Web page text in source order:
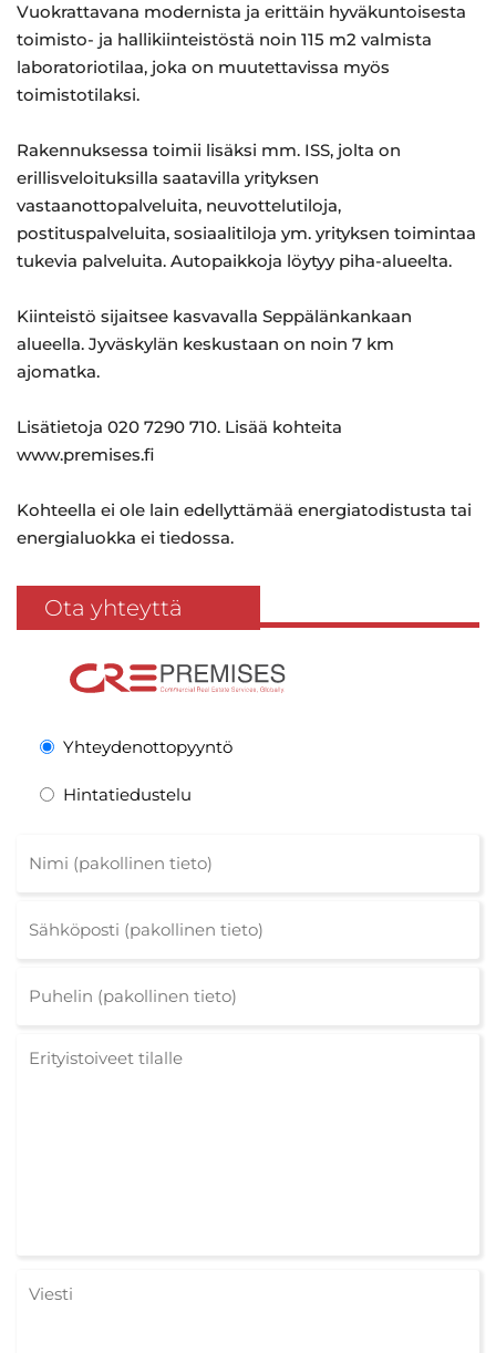
Vuokrattavana modernista ja erittäin hyväkuntoisesta
toimisto- ja hallikiinteistöstä noin 115 m2 valmista
laboratoriotilaa, joka on muutettavissa myös
toimistotilaksi.
Rakennuksessa toimii lisäksi mm. ISS, jolta on
erillisveloituksilla saatavilla yrityksen
vastaanottopalveluita, neuvottelutiloja,
postituspalveluita, sosiaalitiloja ym. yrityksen toimintaa
tukevia palveluita. Autopaikkoja löytyy piha-alueelta.
Kiinteistö sijaitsee kasvavalla Seppälänkankaan
alueella. Jyväskylän keskustaan on noin 7 km
ajomatka.
Lisätietoja 020 7290 710. Lisää kohteita
www.premises.fi
Kohteella ei ole lain edellyttämää energiatodistusta tai
energialuokka ei tiedossa.
Ota yhteyttä
Yhteydenottopyyntö
Hintatiedustelu